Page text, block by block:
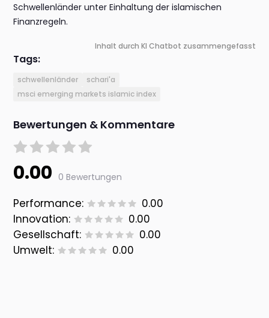
Schwellenländer unter Einhaltung der islamischen
Finanzregeln.
Inhalt durch KI Chatbot zusammengefasst
Tags:
schwellenländer
schari'a
msci emerging markets islamic index
Bewertungen & Kommentare
0.00 0 Bewertungen
Performance:
0.00
Innovation:
0.00
Gesellschaft:
0.00
Umwelt:
0.00